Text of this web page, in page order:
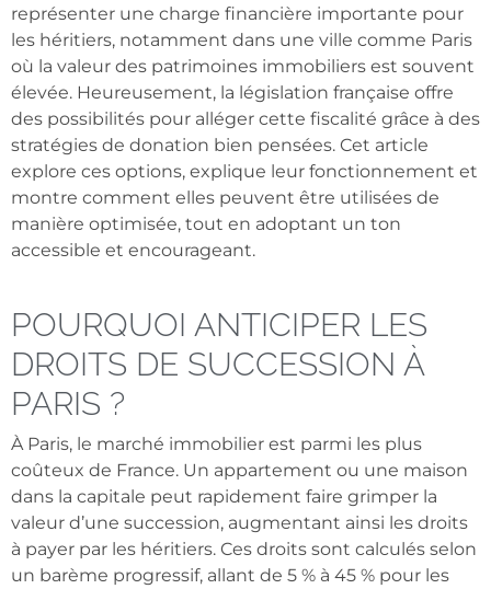
représenter une charge financière importante pour
les héritiers, notamment dans une ville comme Paris
où la valeur des patrimoines immobiliers est souvent
élevée. Heureusement, la législation française offre
des possibilités pour alléger cette fiscalité grâce à des
stratégies de donation bien pensées. Cet article
explore ces options, explique leur fonctionnement et
montre comment elles peuvent être utilisées de
manière optimisée, tout en adoptant un ton
accessible et encourageant.
POURQUOI ANTICIPER LES
DROITS DE SUCCESSION À
PARIS ?
À Paris, le marché immobilier est parmi les plus
coûteux de France. Un appartement ou une maison
dans la capitale peut rapidement faire grimper la
valeur d’une succession, augmentant ainsi les droits
à payer par les héritiers. Ces droits sont calculés selon
un barème progressif, allant de 5 % à 45 % pour les